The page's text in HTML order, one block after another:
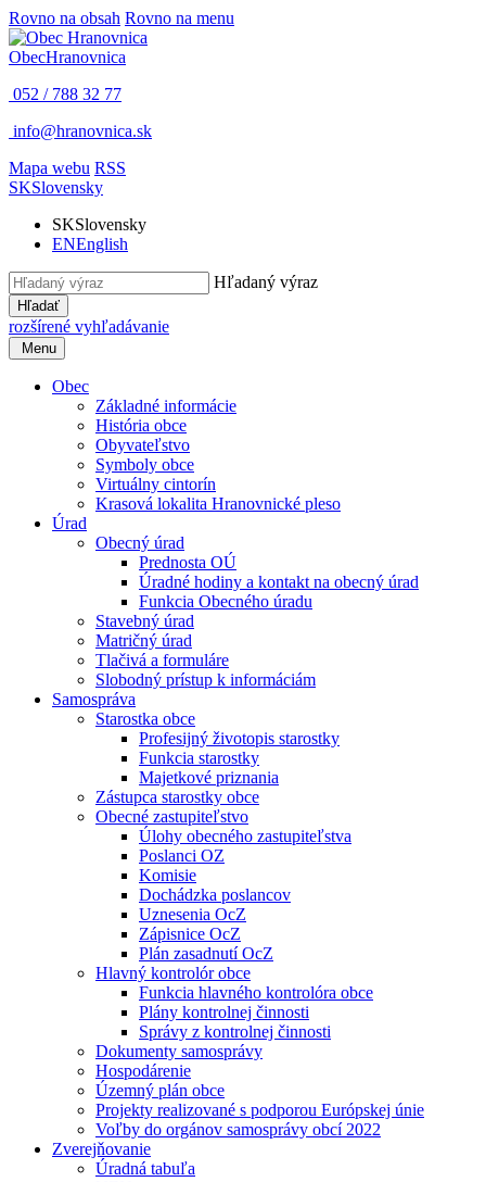
Rovno na obsah Rovno na menu
ObecHranovnica
052 / 788 32 77
info@hranovnica.sk
Mapa webu RSS
SKSlovensky
SKSlovensky
ENEnglish
Hľadaný výraz
Hľadať
rozšírené vyhľadávanie
Menu
Obec
Základné informácie
História obce
Obyvateľstvo
Symboly obce
Virtuálny cintorín
Krasová lokalita Hranovnické pleso
Úrad
Obecný úrad
Prednosta OÚ
Úradné hodiny a kontakt na obecný úrad
Funkcia Obecného úradu
Stavebný úrad
Matričný úrad
Tlačivá a formuláre
Slobodný prístup k informáciám
Samospráva
Starostka obce
Profesijný životopis starostky
Funkcia starostky
Majetkové priznania
Zástupca starostky obce
Obecné zastupiteľstvo
Úlohy obecného zastupiteľstva
Poslanci OZ
Komisie
Dochádzka poslancov
Uznesenia OcZ
Zápisnice OcZ
Plán zasadnutí OcZ
Hlavný kontrolór obce
Funkcia hlavného kontrolóra obce
Plány kontrolnej činnosti
Správy z kontrolnej činnosti
Dokumenty samosprávy
Hospodárenie
Územný plán obce
Projekty realizované s podporou Európskej únie
Voľby do orgánov samosprávy obcí 2022
Zverejňovanie
Úradná tabuľa